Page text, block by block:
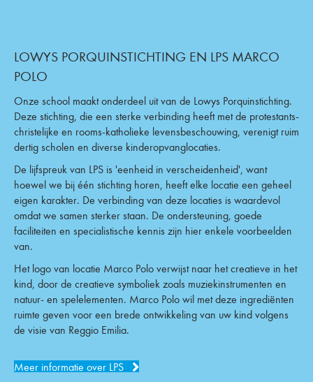
LOWYS PORQUINSTICHTING EN LPS MARCO
POLO
Onze school maakt onderdeel uit van de Lowys Porquinstichting.
Deze stichting, die een sterke verbinding heeft met de protestants-
christelijke en rooms-katholieke levensbeschouwing, verenigt ruim
dertig scholen en diverse kinderopvanglocaties.
hoewel we bij één stichting horen, heeft elke locatie een geheel
eigen karakter. De verbinding van deze locaties is waardevol
omdat we samen sterker staan. De ondersteuning, goede
faciliteiten en specialistische kennis zijn hier enkele voorbeelden
van.
Het logo van locatie Marco Polo verwijst naar het creatieve in het
kind, door de creatieve symboliek zoals muziekinstrumenten en